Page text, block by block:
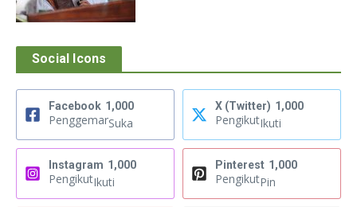
Social Icons
Facebook 1,000
PenggemarSuka
X (Twitter) 1,000
PengikutIkuti
Instagram 1,000
PengikutIkuti
Pinterest 1,000
PengikutPin